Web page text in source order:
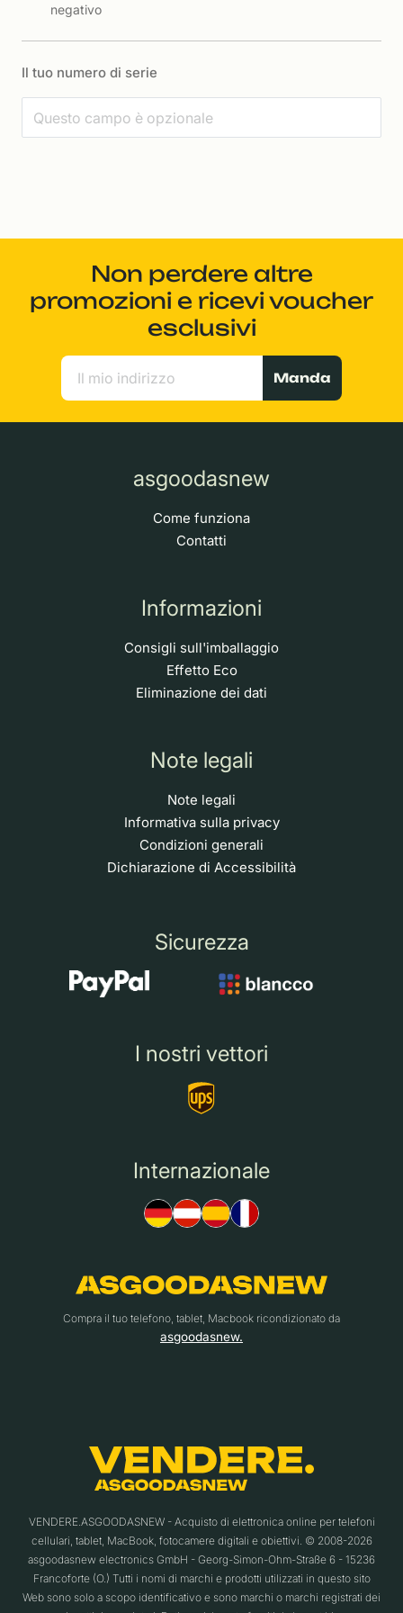
negativo
Il tuo numero di serie
Non perdere altre
promozioni e ricevi voucher
esclusivi
Manda
asgoodasnew
Come funziona
Contatti
Informazioni
Consigli sull'imballaggio
Effetto Eco
Eliminazione dei dati
Note legali
Note legali
Informativa sulla privacy
Condizioni generali
Dichiarazione di Accessibilità
Sicurezza
I nostri vettori
Internazionale
Compra il tuo telefono, tablet, Macbook ricondizionato da
asgoodasnew.
VENDERE.ASGOODASNEW - Acquisto di elettronica online per telefoni
cellulari, tablet, MacBook, fotocamere digitali e obiettivi. © 2008-2026
asgoodasnew electronics GmbH - Georg-Simon-Ohm-Straße 6 - 15236
Francoforte (O.) Tutti i nomi di marchi e prodotti utilizzati in questo sito
Web sono solo a scopo identificativo e sono marchi o marchi registrati dei